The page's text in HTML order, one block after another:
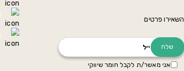
השאירו פרטים
אני מאשר/ת לקבל חומר שיווקי